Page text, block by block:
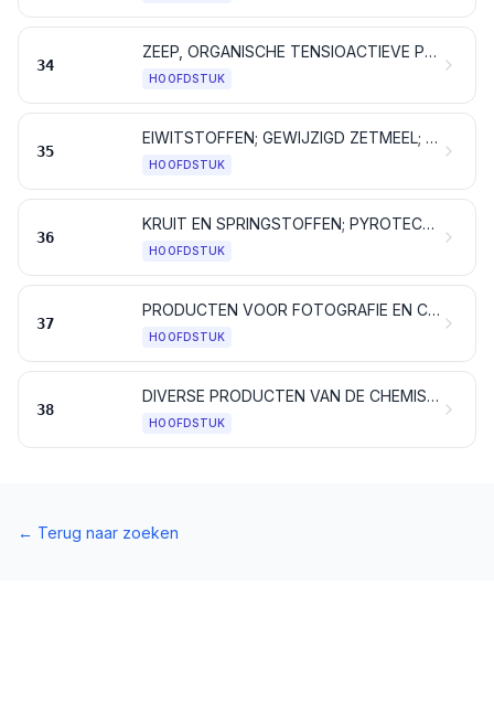
34
ZEEP, ORGANISCHE TENSIOACTIEVE PRODUCTEN, WASMIDDELEN, SMEERMIDDELEN, KUNSTWAS, BEREIDE WAS, POETS- EN ONDERHOUDSMIDDELEN, KAARSEN EN DERGELIJKE ARTIKELEN, MODELLEERPASTA'S, TANDTECHNISCHE WASPREPARATEN EN TANDTECHNISCHE PREPARATEN OP BASIS VAN GEBRAND GIPS
HOOFDSTUK
35
EIWITSTOFFEN; GEWIJZIGD ZETMEEL; LIJM; ENZYMEN
HOOFDSTUK
36
KRUIT EN SPRINGSTOFFEN; PYROTECHNISCHE ARTIKELEN; LUCIFERS; VONKENDE LEGERINGEN; ONTVLAMBARE STOFFEN
HOOFDSTUK
37
PRODUCTEN VOOR FOTOGRAFIE EN CINEMATOGRAFIE
HOOFDSTUK
38
DIVERSE PRODUCTEN VAN DE CHEMISCHE INDUSTRIE
HOOFDSTUK
← Terug naar zoeken